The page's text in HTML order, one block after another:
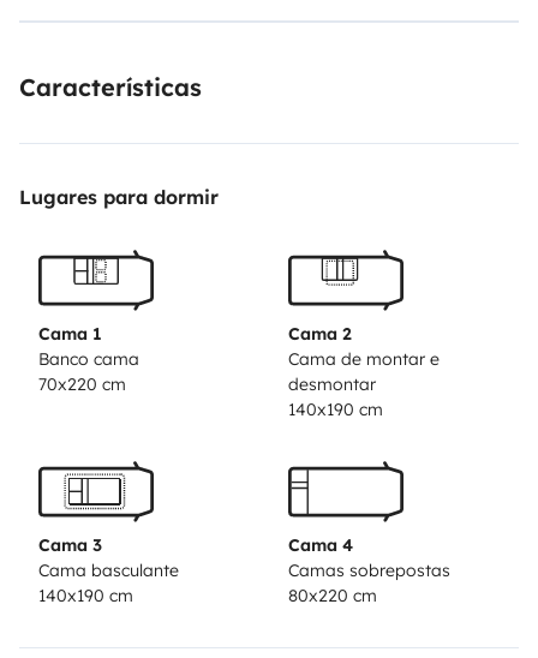
Il est très autonome :
230v (basculement automatique)
autonomie
Il dispose également d’un porte vélos 4 places, d’une
caméra de recul, d’un autoradio tactile avec Apple
Tout l’équipement nécessaire pour profiter est fourni :
4 fauteuils inclinables
bâche de sol pour l’extérieur
store 4,50m sur le camping carN’hesitez pas à nous
poser vos questions.
Características
Lugares para dormir
Cama 1
Banco cama
70x220 cm
Cama 2
Cama de montar e
desmontar
140x190 cm
Cama 3
Cama basculante
140x190 cm
Cama 4
Camas sobrepostas
80x220 cm